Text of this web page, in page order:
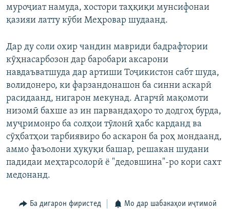
муроҷиат намуда, хостори таҳқиқи мунсифонаи
қазияи латту кӯби Меҳровар шудаанд.
Дар ду соли охир чандин мавриди бадрафтории
кӯҳнасарбозон дар баробари аксарони
навдаъватшуда дар артиши Тоҷикистон сабт шуда,
волидонеро, ки фарзандонашон ба синни аскарӣ
расидаанд, нигарон мекунад. Агарчӣ мақомоти
низомӣ бахше аз ин парвандаҳоро то додгоҳ бурда,
муҷримонро ба солҳои тӯлонӣ ҳабс карданд ва
сӯҳбатҳои тарбиявиро бо аскарон ба роҳ мондаанд,
аммо фаъолони ҳуқуқи башар, решакан шудани
падидаи меҳтарсолорӣ ё "дедовшина"-ро кори сахт
медонанд.
Ба дигарон фиристед Мо дар шабакаҳои иҷтимоӣ